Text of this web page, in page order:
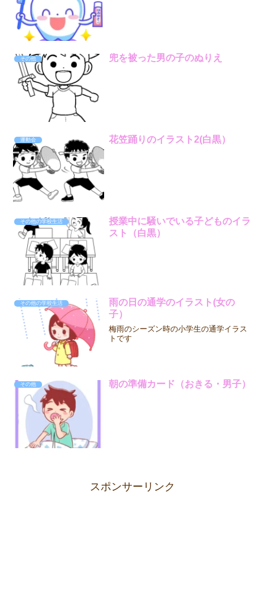
その他 兜を被った男の子のぬりえ
運動会 花笠踊りのイラスト2(白黒）
その他の学校生活
授業中に騒いでいる子どものイラ
スト（白黒）
その他の学校生活
雨の日の通学のイラスト(女の
子）
梅雨のシーズン時の小学生の通学イラス
トです
その他 朝の準備カード（おきる・男子）
スポンサーリンク